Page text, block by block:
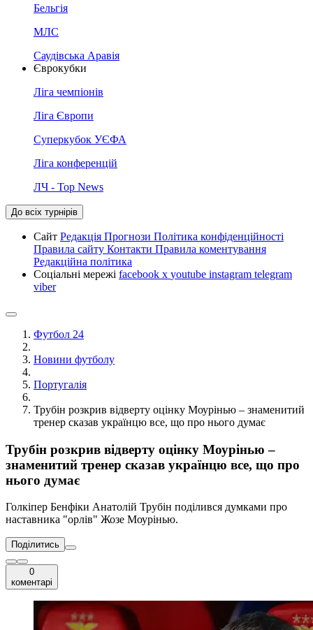
Бельгія
МЛС
Саудівська Аравія
Єврокубки
Ліга чемпіонів
Ліга Європи
Суперкубок УЄФА
Ліга конференцій
ЛЧ - Top News
До всіх турнірів
Сайт Редакція Прогнози Політика конфіденційності
Правила сайту Контакти Правила коментування
Редакційна політика
Соціальні мережі facebook x youtube instagram telegram
viber
Футбол 24
Новини футболу
Португалія
Трубін розкрив відверту оцінку Моурінью – знаменитий
тренер сказав українцю все, що про нього думає
Трубін розкрив відверту оцінку Моурінью –
знаменитий тренер сказав українцю все, що про
нього думає
Голкіпер Бенфіки Анатолій Трубін поділився думками про
наставника "орлів" Жозе Моурінью.
Поділитись
0
коментарі